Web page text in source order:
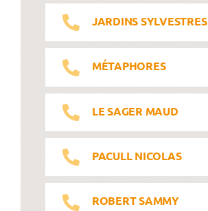
JARDINS SYLVESTRES
MÉTAPHORES
LE SAGER MAUD
PACULL NICOLAS
ROBERT SAMMY